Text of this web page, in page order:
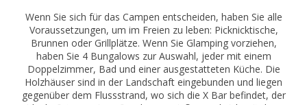
Wenn Sie sich für das Campen entscheiden, haben Sie alle
Voraussetzungen, um im Freien zu leben: Picknicktische,
Brunnen oder Grillplätze. Wenn Sie Glamping vorziehen,
haben Sie 4 Bungalows zur Auswahl, jeder mit einem
Doppelzimmer, Bad und einer ausgestatteten Küche. Die
Holzhäuser sind in der Landschaft eingebunden und liegen
gegenüber dem Flussstrand, wo sich die X Bar befindet, der